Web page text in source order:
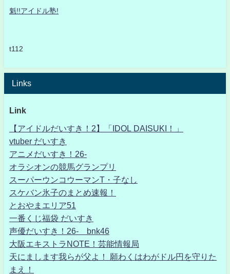
魁!!アイドル塾!
t112
Links
Link
【アイドルだいすき！2】「IDOL DAISUKI！」
vtuber だいすき
アニメだいすき！26-
オラシオンの競馬グランプリ
スーパーウンコウーマンT・子なし
スケバン氷子のまとめ速報！
とおやまエリア51
一番くじ福袋 だいすき
声優だいすき！26- bnk46
大阪エキストラNOTE！芸能情報局
天にまします我らが父よ！ 願わくはわがドル円を守りた
まえ！